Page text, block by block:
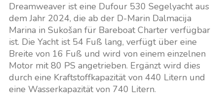
Dreamweaver ist eine Dufour 530 Segelyacht aus
dem Jahr 2024, die ab der D-Marin Dalmacija
Marina in Sukošan für Bareboat Charter verfügbar
ist. Die Yacht ist 54 Fuß lang, verfügt über eine
Breite von 16 Fuß und wird von einem einzelnen
Motor mit 80 PS angetrieben. Ergänzt wird dies
durch eine Kraftstoffkapazität von 440 Litern und
eine Wasserkapazität von 740 Litern.